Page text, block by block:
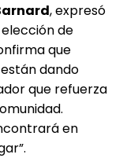
, expresó
de
que
dando
que refuerza
en